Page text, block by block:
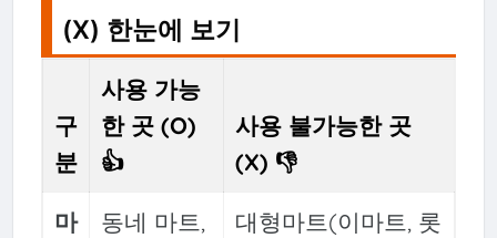
(X) 한눈에 보기
구
분
사용 가능
한 곳 (O)
👍
사용 불가능한 곳
(X) 👎
마
동네 마트,
대형마트(이마트, 롯